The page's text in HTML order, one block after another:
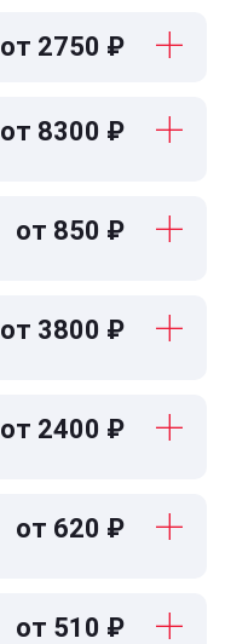
от 2750 ₽
от 8300 ₽
от 850 ₽
от 3800 ₽
от 2400 ₽
от 620 ₽
от 510 ₽